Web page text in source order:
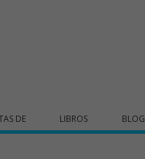
DE LIBROS BLOG